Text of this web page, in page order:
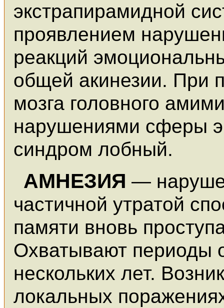
экстрапирамидной
проявлением
реакций
общей акинезии. При
мозга головного
нарушениями сферы
синдром лобный.
АМНЕЗИЯ—
частичной утратой
памяти вновь
Охватывают периоды
нескольких лет.
локальных